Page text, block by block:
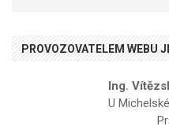
PROVOZOVATELEM WEBU
Ing.
U